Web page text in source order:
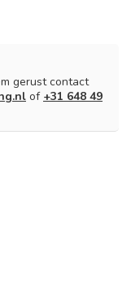
gerust contact
of +31 648 49